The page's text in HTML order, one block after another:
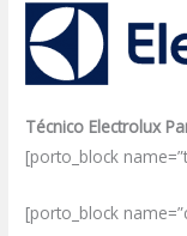
Técnico Electrolux
[porto_block
[porto_block